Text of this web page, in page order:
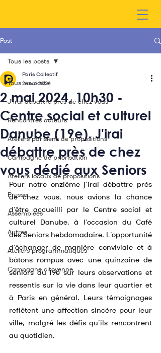
Post
Tous les posts
J'irai débattre près de chez vous
Rencontres acteurs
Ateliers parisiens de propositions
Campagne de priorisation
Ateliers locaux de propositions
Presse
Assemblées
Autres
Ateliers programmatiques
Campagne citoyenne
Tous les posts
2 mai 2024, 10h30 -
Centre social et culturel
Danube (19e). J'irai
débattre près de chez
vous dédié aux Seniors
Paris Collectif
2 mai 2024
Pour notre onzième j’irai débattre près
de chez vous, nous avions la chance
d’être accueilli par le Centre social et
culturel Danube, à l’occasion du Café
des Seniors hebdomadaire. L’opportunité
d’échanger de manière conviviale et à
bâtons rompus avec une quinzaine de
seniors du 19e sur leurs observations et
ressentis sur la vie dans leur quartier et
à Paris en général. Leurs témoignages
reflètent une affection sincère pour leur
ville, malgré les défis qu’ils rencontrent
au quotidien.